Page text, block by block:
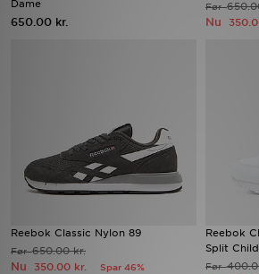
Dame
650.00 kr.
Før
Nu
Reebok Classic Nylon 89
Før650.00 kr.
Nu 350.00 kr. Spar 46%
Reebok
Split
Før
Hjælp & information